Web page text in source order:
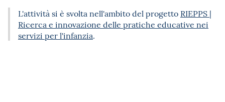
L'attività si è svolta nell'ambito del progetto RIEPPS |
Ricerca e innovazione delle pratiche educative nei
servizi per l'infanzia.